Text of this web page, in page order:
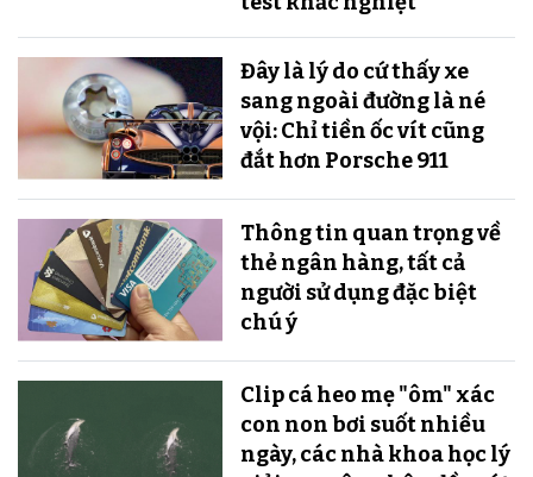
Đây là lý do cứ thấy xe
sang ngoài đường là né
vội: Chỉ tiền ốc vít cũng
đắt hơn Porsche 911
Thông tin quan trọng về
thẻ ngân hàng, tất cả
người sử dụng đặc biệt
chú ý
Clip cá heo mẹ "ôm" xác
con non bơi suốt nhiều
ngày, các nhà khoa học lý